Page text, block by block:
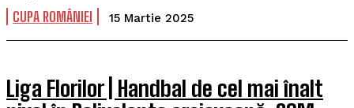
CUPA ROMÂNIEI 15 Martie 2025
Liga Florilor | Handbal de cel mai înalt